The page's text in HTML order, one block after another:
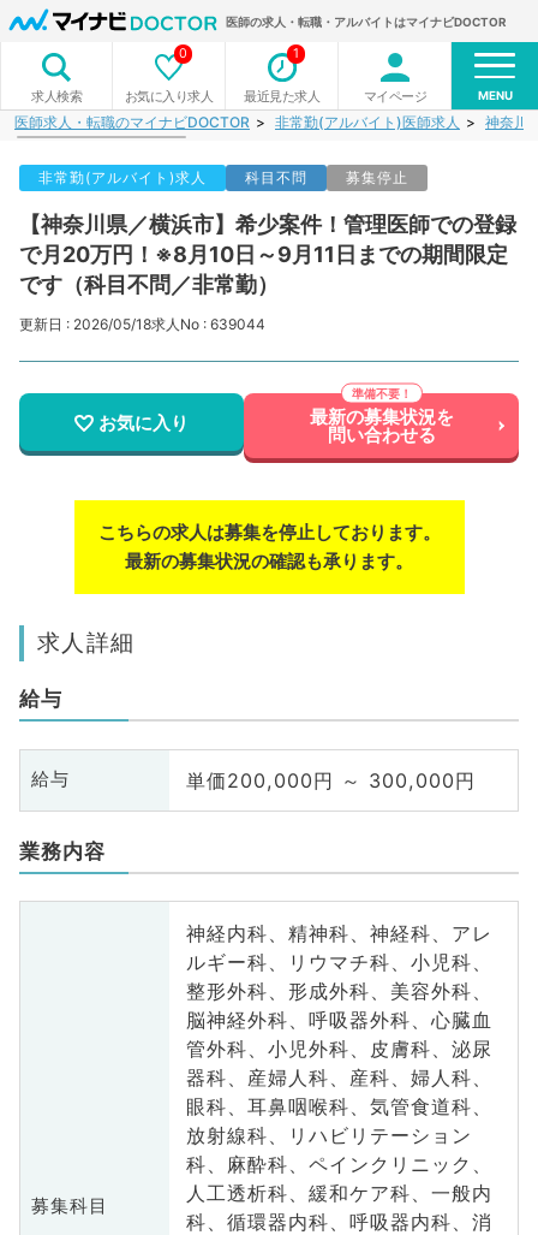
医師の求人・転職・アルバイトはマイナビDOCTOR
求人検索 お気に入り求人
0
最近見た求人
1
マイページ MENU
医師求人・転職のマイナビDOCTOR 非常勤(アルバイト)医師求人 神奈川
非常勤(アルバイト)求人 科目不問 募集停止
【神奈川県／横浜市】希少案件！管理医師での登録
で月20万円！※8月10日～9月11日までの期間限定
です（科目不問／非常勤）
更新日 : 2026/05/18求人No : 639044
お気に入り 最新の募集状況を
問い合わせる
こちらの求人は募集を停止しております。
最新の募集状況の確認も承ります。
求人詳細
給与
給与 単価200,000円 ～ 300,000円
業務内容
募集科目
神経内科、精神科、神経科、アレ
ルギー科、リウマチ科、小児科、
整形外科、形成外科、美容外科、
脳神経外科、呼吸器外科、心臓血
管外科、小児外科、皮膚科、泌尿
器科、産婦人科、産科、婦人科、
眼科、耳鼻咽喉科、気管食道科、
放射線科、リハビリテーション
科、麻酔科、ペインクリニック、
人工透析科、緩和ケア科、一般内
科、循環器内科、呼吸器内科、消